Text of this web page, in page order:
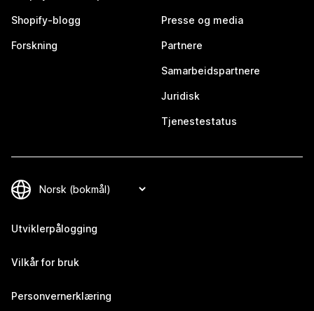
Shopify-blogg
Forskning
Presse og media
Partnere
Samarbeidspartnere
Juridisk
Tjenestestatus
Utviklerpålogging
Vilkår for bruk
Personvernerklæring